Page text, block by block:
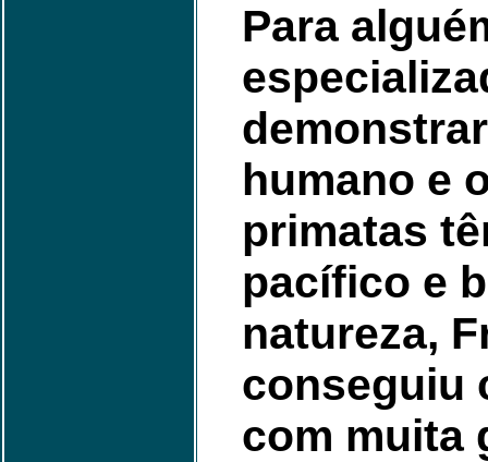
Para
humano e
primatas
pacífico e
natureza,
conseguiu
com muita